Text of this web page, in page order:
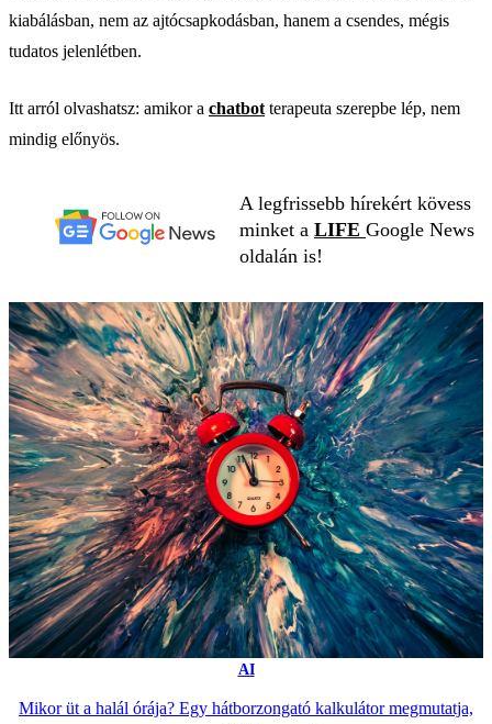
kiabálásban, nem az ajtócsapkodásban, hanem a csendes, mégis
tudatos jelenlétben.
Itt arról olvashatsz: amikor a chatbot terapeuta szerepbe lép, nem
mindig előnyös.
A legfrissebb hírekért kövess
minket a LIFE Google News
oldalán is!
AI
Mikor üt a halál órája? Egy hátborzongató kalkulátor megmutatja,